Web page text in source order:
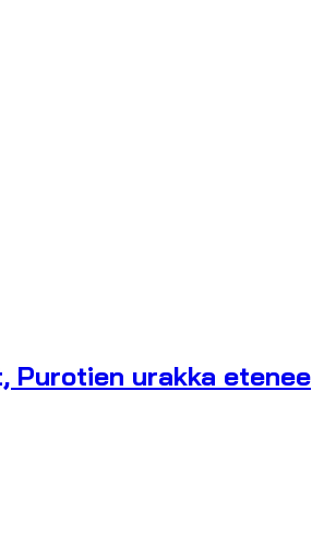
Purotien urakka etenee